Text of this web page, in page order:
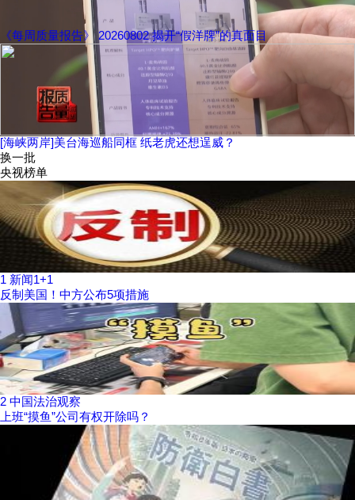
《每周质量报告》 20260802 揭开“假洋牌”的真面目
[海峡两岸]美台海巡船同框 纸老虎还想逞威？
换一批
央视榜单
1 新闻1+1
反制美国！中方公布5项措施
2 中国法治观察
上班“摸鱼”公司有权开除吗？